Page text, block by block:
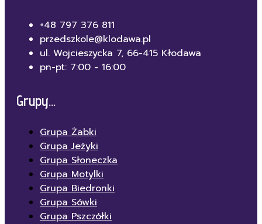
+48 797 376 811
przedszkole@klodawa.pl
ul. Wojcieszycka 7, 66-415 Kłodawa
pn-pt: 7:00 - 16:00
Grupy...
Grupa Żabki
Grupa Jeżyki
Grupa Słoneczka
Grupa Motylki
Grupa Biedronki
Grupa Sówki
Grupa Pszczółki